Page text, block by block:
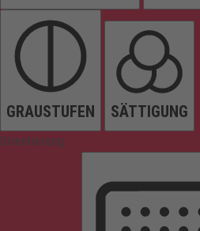
GRAUSTUFEN SÄTTIGUNG
Orientierung